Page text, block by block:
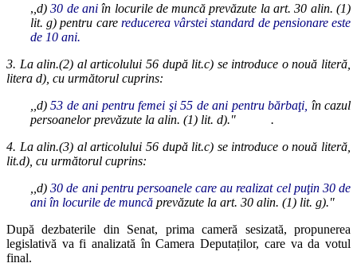
, ,d)30 de aniîn locurile de muncă prevăzute la art. 30 alin. (1)
lit. g) pentru care reducerea vârstei standard de pensionare este
de 10 ani.
3. La alin.(2) al articolului 56 după lit.c) se introduce o nouă literă,
litera d), cu următorul cuprins:
,,d)53 de ani pentru femei şi 55 de ani pentru bărbaţi, în cazul
persoanelor prevăzute la alin. (1) lit. d)." .
4. La alin.(3) al articolului 56 după lit.c) se introduce o nouă literă,
lit.d), cu următorul cuprins:
,,d)30 de ani pentru persoanele care au realizat cel puţin 30 de
ani în locurile de muncă prevăzute la art. 30 alin. (1) lit. g)."
După dezbaterile din Senat, prima cameră sesizată, propunerea
legislativă va fi analizată în Camera Deputaților, care va da votul
final.